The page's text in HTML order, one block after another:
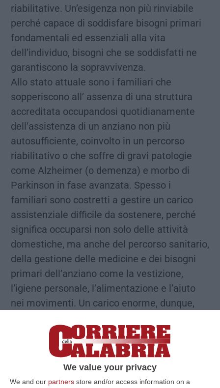
We value your privacy
We and our partners store and/or access information on a
riabilitative. Un’esigenza non più rinviabile
perché capace di soddisfare bisogni primari
fondamentali ed essenziali alla vita
dell’individuo, bisogni che se soddisfatti ne
garantiscono la sopravvivenza.
Allo stato attuale sono i familiari che
sopperiscono all’ assenza di una struttura
accreditata occupandosi quotidianamente
dell’assistenza di un anziano non più
autosufficiente, coinvolto in un percorso
riabilitativo o che soffre di gravi patologie
come Alzheimer (o demenza) e morbo di
Parkinson in fase avanzata. Spesso i
familiari sono costretti a gestire un carico
assistenziale difficile da sostenere, perché
significa occuparsi non solo delle attività
domestiche, ma anche del percorso sanitario,
della gestione delle medicine e dei bisogni
primari dell’anziano come la vestizione,
l’igiene personale, l’alimentazione e l’aiuto
nei movimenti. Un carico enorme, dunque,
privata e lavorativa del familiare.
Il familiare che assiste l’anziano non
autosufficiente è sottoposto a un eccessivo
carico non solo fisico, ma anche emotivo: